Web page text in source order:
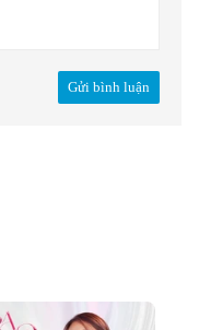
Gửi bình luận